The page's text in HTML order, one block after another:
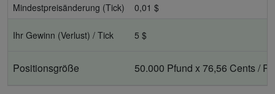
Mindestpreisänderung (Tick)
0,01 $
Ihr Gewinn (Verlust) / Tick 5 $
Positionsgröße 50.000 Pfund x 76,56 Cents /